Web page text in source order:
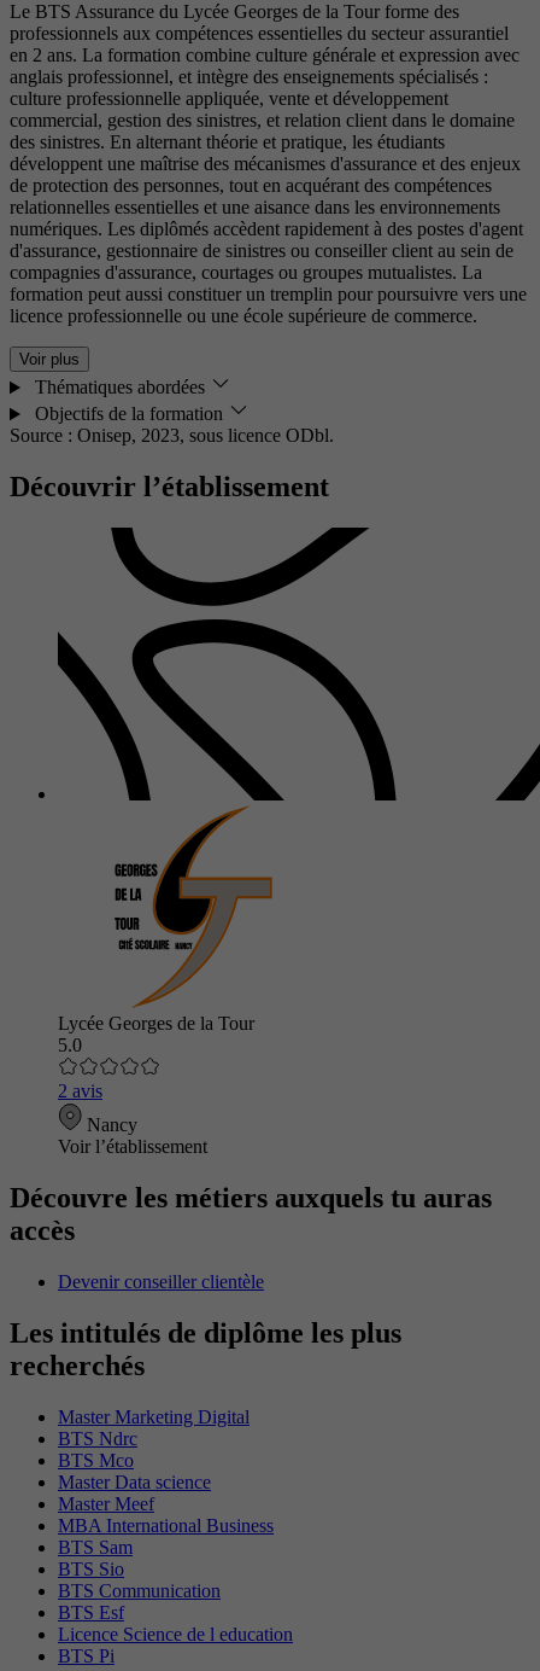
Le BTS Assurance du Lycée Georges de la Tour forme des
professionnels aux compétences essentielles du secteur assurantiel
en 2 ans. La formation combine culture générale et expression avec
anglais professionnel, et intègre des enseignements spécialisés :
culture professionnelle appliquée, vente et développement
commercial, gestion des sinistres, et relation client dans le domaine
des sinistres. En alternant théorie et pratique, les étudiants
développent une maîtrise des mécanismes d'assurance et des enjeux
de protection des personnes, tout en acquérant des compétences
relationnelles essentielles et une aisance dans les environnements
numériques. Les diplômés accèdent rapidement à des postes d'agent
d'assurance, gestionnaire de sinistres ou conseiller client au sein de
compagnies d'assurance, courtages ou groupes mutualistes. La
formation peut aussi constituer un tremplin pour poursuivre vers une
licence professionnelle ou une école supérieure de commerce.
Voir plus
Thématiques abordées
Objectifs de la formation
Source : Onisep, 2023, sous licence ODbl.
Découvrir l’établissement
Lycée Georges de la Tour
5.0
2 avis
Nancy
Voir l’établissement
Découvre les métiers auxquels tu auras
accès
Devenir conseiller clientèle
Les intitulés de diplôme les plus
recherchés
Master Marketing Digital
BTS Ndrc
BTS Mco
Master Data science
Master Meef
MBA International Business
BTS Sam
BTS Sio
BTS Communication
BTS Esf
Licence Science de l education
BTS Pi